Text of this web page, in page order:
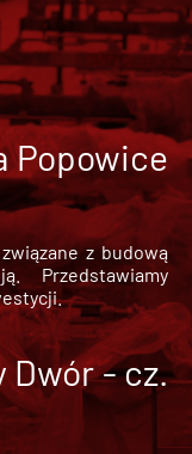
Popowice
z budową
Przedstawiamy
Dwór - cz.